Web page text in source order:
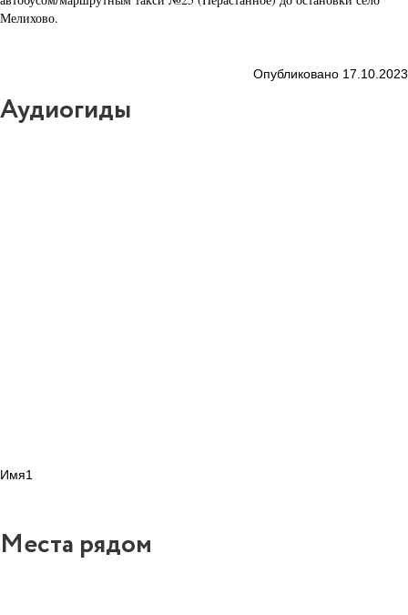
Мелихово.
Опубликовано 17.10.2023
Аудиогиды
Имя1
Места рядом